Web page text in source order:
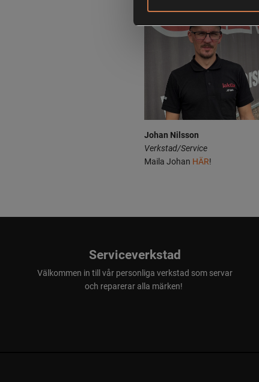
Johan Nilsson
Verkstad/Service
Maila Johan HÄR!
Serviceverkstad
Välkommen in till vår personliga verkstad som servar
och reparerar alla märken!